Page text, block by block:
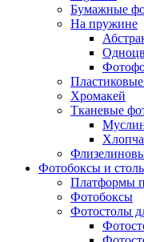
Бумажные
На пружине
Хромакей
Тканевые
Фотобоксы и
Платформы
Фотобоксы
Фотостолы